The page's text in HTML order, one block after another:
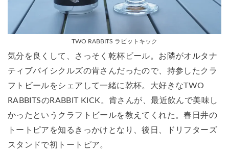
TWO RABBITS ラビットキック
気分を良くして、さっそく乾杯ビール。お隣がオルタナ
ティブバイシクルズの肯さんだったので、持参したクラ
フトビールをシェアして一緒に乾杯。大好きなTWO
RABBITSのRABBIT KICK。肯さんが、最近飲んで美味し
かったというクラフトビールを教えてくれた。春日井の
トートピアを知るきっかけとなり、後日、ドリフターズ
スタンドで初トートピア。